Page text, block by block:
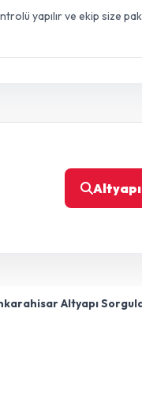
yapılır ve ekip size
Altyapı